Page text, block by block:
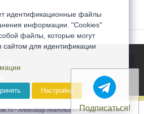
- Александр Анатольевич © 2007-2026
Подписаться!
идентификационные файлы
информации. "Cookies"
файлы, которые могут
сайтом для идентификации
Настройка